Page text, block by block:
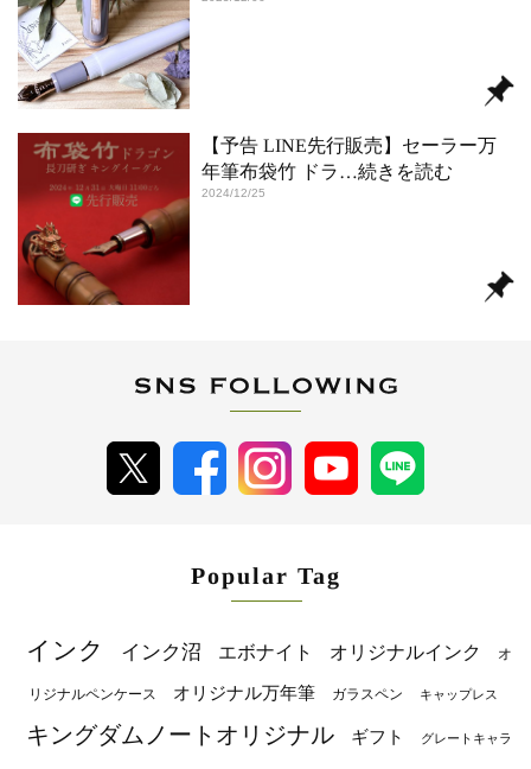
【予告 LINE先行販売】セーラー万
年筆布袋竹 ドラ …続きを読む
2024/12/25
Popular Tag
インク インク沼 エボナイト オリジナルインク オ
リジナルペンケース オリジナル万年筆 ガラスペン キャップレス
キングダムノートオリジナル ギフト グレートキャラ